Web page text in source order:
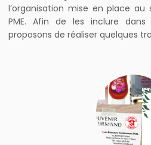
l’organisation mise en place au
PME. Afin de les inclure
proposons de réaliser quelques